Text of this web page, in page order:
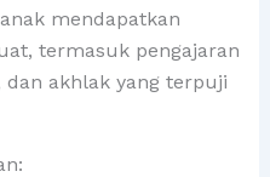
mendapatkan
termasuk pengajaran
akhlak yang terpuji